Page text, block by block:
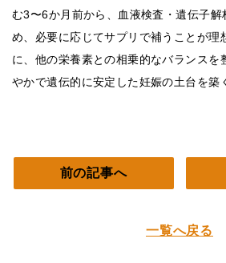
む3〜6か月前から、血液検査・遺伝子解
め、必要に応じてサプリで補うことが理
に、他の栄養素との相乗的なバランスを
やかで遺伝的に安定した妊娠の土台を築
前の記事へ
一覧へ戻る